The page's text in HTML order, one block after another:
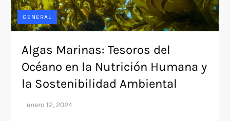
GENERAL
Algas Marinas: Tesoros del
Océano en la Nutrición Humana y
la Sostenibilidad Ambiental